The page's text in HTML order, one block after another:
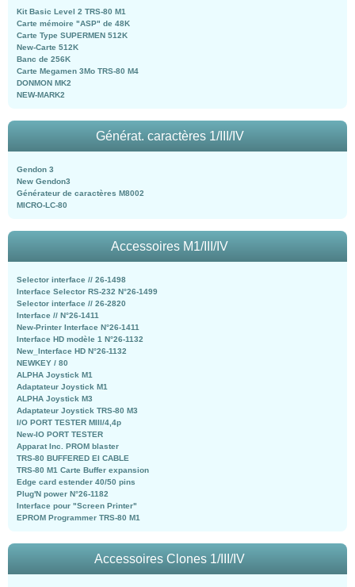
Kit Basic Level 2 TRS-80 M1
Carte mémoire "ASP" de 48K
Carte Type SUPERMEN 512K
New-Carte 512K
Banc de 256K
Carte Megamen 3Mo TRS-80 M4
DONMON MK2
NEW-MARK2
Générat. caractères 1/III/IV
Gendon 3
New Gendon3
Générateur de caractères M8002
MICRO-LC-80
Accessoires M1/III/IV
Selector interface // 26-1498
Interface Selector RS-232 N°26-1499
Selector interface // 26-2820
Interface // N°26-1411
New-Printer Interface N°26-1411
Interface HD modèle 1 N°26-1132
New_Interface HD N°26-1132
NEWKEY / 80
ALPHA Joystick M1
Adaptateur Joystick M1
ALPHA Joystick M3
Adaptateur Joystick TRS-80 M3
I/O PORT TESTER MIII/4,4p
New-IO PORT TESTER
Apparat Inc. PROM blaster
TRS-80 BUFFERED EI CABLE
TRS-80 M1 Carte Buffer expansion
Edge card estender 40/50 pins
Plug'N power N°26-1182
Interface pour "Screen Printer"
EPROM Programmer TRS-80 M1
Accessoires Clones 1/III/IV